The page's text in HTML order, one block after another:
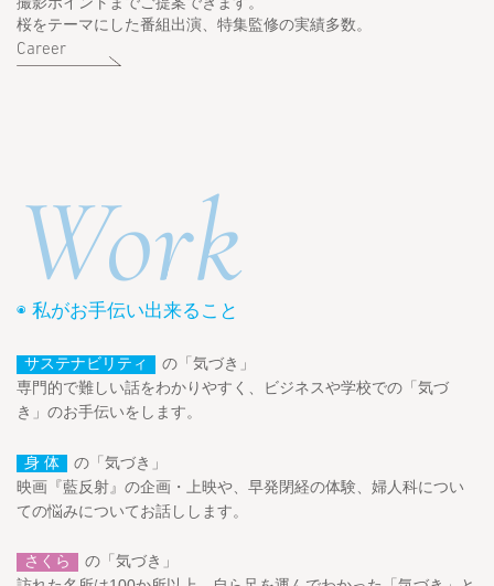
桜をテーマにした番組出演、特集監修の実績多数。
Career
Work
◉ 私がお手伝い出来ること
サステナビリティ
の「気づき」
専門的で難しい話をわかりやすく、ビジネスや学校での「気づ
き」のお手伝いをします。
身 体
の「気づき」
映画『藍反射』の企画・上映や、早発閉経の体験、婦人科につい
ての悩みについてお話しします。
さくら
の「気づき」